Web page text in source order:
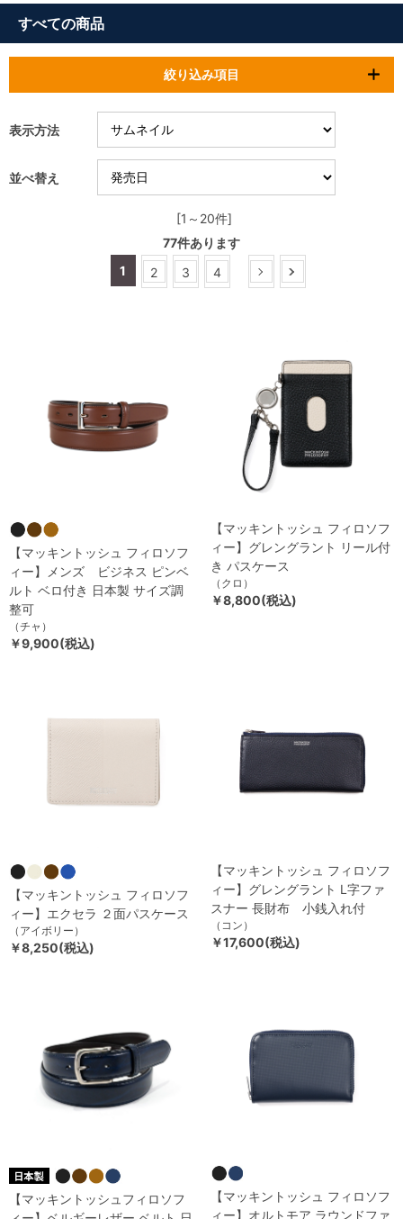
すべての商品
絞り込み項目
表示方法
並べ替え
[1～20件]
77件あります
1
2 3 4
【マッキントッシュ フィロソフ
ィー】メンズ ビジネス ピンベ
ルト ベロ付き 日本製 サイズ調
整可
（チャ）
￥9,900(税込)
【マッキントッシュ フィロソフ
ィー】グレングラント リール付
き パスケース
（クロ）
￥8,800(税込)
【マッキントッシュ フィロソフ
ィー】エクセラ ２面パスケース
（アイボリー）
￥8,250(税込)
【マッキントッシュ フィロソフ
ィー】グレングラント L字ファ
スナー 長財布 小銭入れ付
（コン）
￥17,600(税込)
【マッキントッシュフィロソフ
【マッキントッシュ フィロソフ
ィー】オルトモア ラウンドファ